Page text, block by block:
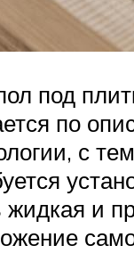
под
по
с
жидкая и